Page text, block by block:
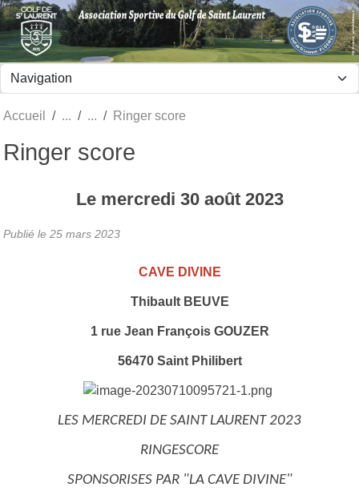
Accueil Ringer score
Ringer score
Le mercredi 30 août 2023
Publié le 25 mars 2023
CAVE DIVINE
Thibault BEUVE
1 rue Jean François GOUZER
56470 Saint Philibert
LES MERCREDI DE SAINT LAURENT 2023
RINGESCORE
SPONSORISES PAR "LA CAVE DIVINE"
Panneau de gestion des cookies